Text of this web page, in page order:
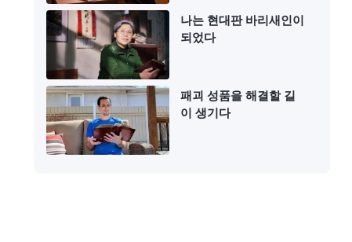
나는 현대판 바리새인이
되었다
패괴 성품을 해결할 길
이 생기다